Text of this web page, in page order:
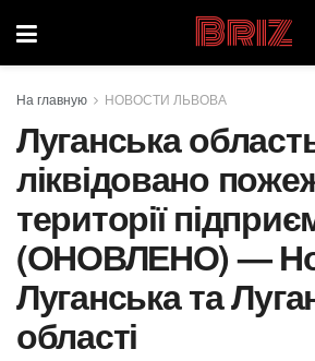
Briz
На главную НОВОСТИ ЛЬВОВА
Луганська
ліквідовано
території
(ОНОВЛЕНО) —
Луганська та
області